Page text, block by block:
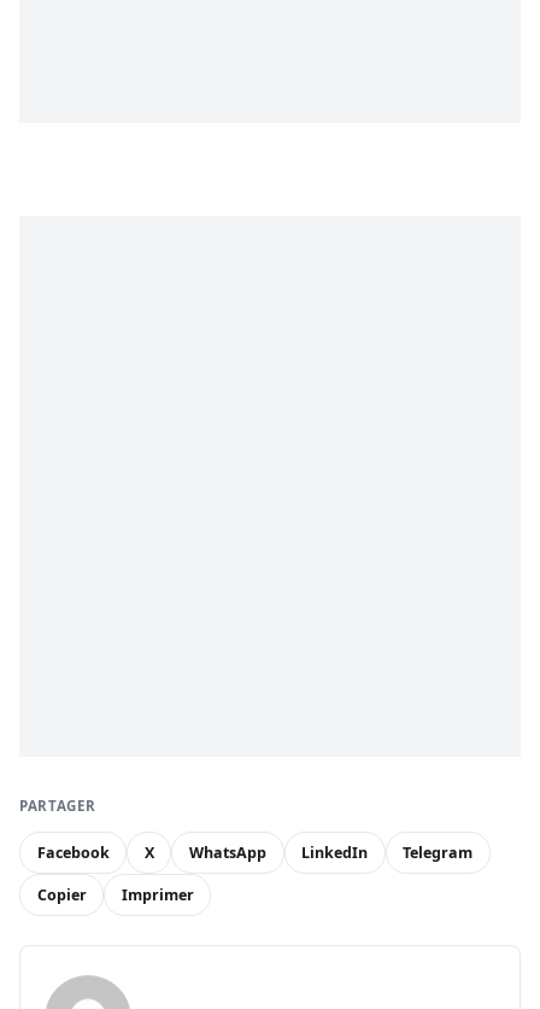
PARTAGER
Facebook X WhatsApp LinkedIn Telegram
Copier Imprimer